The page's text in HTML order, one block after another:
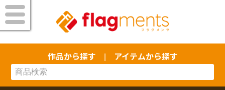
作品から探す アイテムから探す